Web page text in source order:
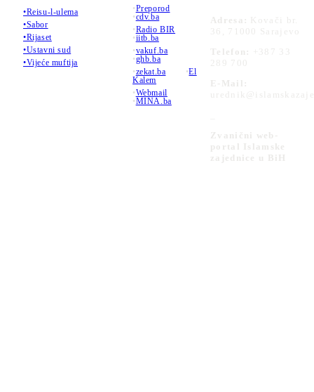
•Reisu-l-ulema
•Sabor
•Rijaset
•Ustavni sud
•Vijeće muftija
•Preporod
•cdv.ba
•Radio BIR
•iitb.ba
•vakuf.ba
•ghb.ba
•zekat.ba •El
Kalem
•Webmail
•MINA.ba
Adresa:
Kovači br.
36, 71000 Sarajevo
Telefon:
+387 33
289 700
E-Mail:
Zvanični web-
portal Islamske
zajednice u BiH